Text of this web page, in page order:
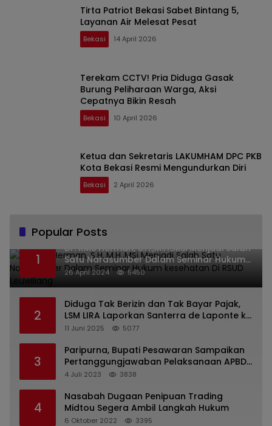
Tirta Patriot Bekasi Sabet Bintang 5,
Layanan Air Melesat Pesat
Bekasi 14 April 2026
Terekam CCTV! Pria Diduga Gasak
Burung Peliharaan Warga, Aksi
Cepatnya Bikin Resah
Bekasi 10 April 2026
Ketua dan Sekretaris LAKUMHAM DPC PKB
Kota Bekasi Resmi Mengundurkan Diri
Bekasi 2 April 2026
Popular Posts
1
Dr. KMS Herman, S.H.,M.H.,MSi Menjadi Salah
Satu Narasumber Dalam Seminar Hukum
kesehatan Di RSUD Leuwiliang
26 April 2024 5450
2
Diduga Tak Berizin dan Tak Bayar Pajak,
LSM LIRA Laporkan Santerra de Laponte ke
Kejaksaan Kota Batu
11 Juni 2025 5077
3
Paripurna, Bupati Pesawaran Sampaikan
Pertanggungjawaban Pelaksanaan APBD
2022
4 Juli 2023 3838
4
Nasabah Dugaan Penipuan Trading
Midtou Segera Ambil Langkah Hukum
6 Oktober 2022 3395